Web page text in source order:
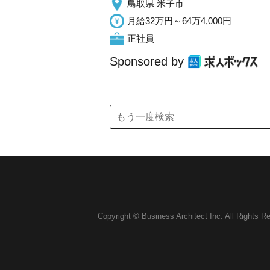
鳥取県 米子市
月給32万円～64万4,000円
正社員
Sponsored by
Copyright © Business Architect Inc. All Rights